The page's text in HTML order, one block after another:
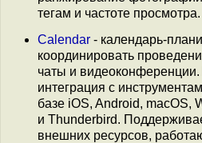
тегам и частоте просмотра.
Calendar - календарь-
координировать
чаты и видеоконференции.
интеграция с
базе iOS, Android, macOS,
и Thunderbird.
внешних ресурсов,